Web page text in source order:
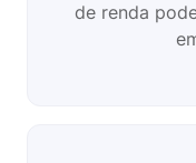
de renda